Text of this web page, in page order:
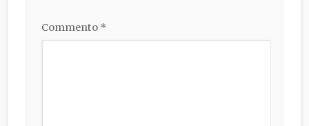
Commento *